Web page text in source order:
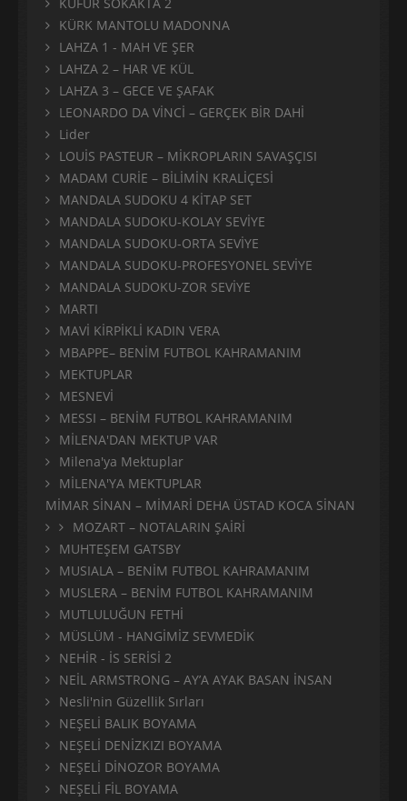
KÜRK MANTOLU MADONNA
LAHZA 1 - MAH VE ŞER
LAHZA 2 – HAR VE KÜL
LAHZA 3 – GECE VE ŞAFAK
LEONARDO DA VİNCİ – GERÇEK BİR DAHİ
Lider
LOUİS PASTEUR – MİKROPLARIN SAVAŞÇISI
MADAM CURİE – BİLİMİN KRALİÇESİ
MANDALA SUDOKU 4 KİTAP SET
MANDALA SUDOKU-KOLAY SEVİYE
MANDALA SUDOKU-ORTA SEVİYE
MANDALA SUDOKU-PROFESYONEL SEVİYE
MANDALA SUDOKU-ZOR SEVİYE
MARTI
MAVİ KİRPİKLİ KADIN VERA
MBAPPE– BENİM FUTBOL KAHRAMANIM
MEKTUPLAR
MESNEVİ
MESSI – BENİM FUTBOL KAHRAMANIM
MİLENA'DAN MEKTUP VAR
Milena'ya Mektuplar
MİLENA'YA MEKTUPLAR
MİMAR SİNAN – MİMARİ DEHA ÜSTAD KOCA SİNAN
MOZART – NOTALARIN ŞAİRİ
MUHTEŞEM GATSBY
MUSIALA – BENİM FUTBOL KAHRAMANIM
MUSLERA – BENİM FUTBOL KAHRAMANIM
MUTLULUĞUN FETHİ
MÜSLÜM - HANGİMİZ SEVMEDİK
NEHİR - İS SERİSİ 2
NEİL ARMSTRONG – AY’A AYAK BASAN İNSAN
Nesli'nin Güzellik Sırları
NEŞELİ BALIK BOYAMA
NEŞELİ DENİZKIZI BOYAMA
NEŞELİ DİNOZOR BOYAMA
NEŞELİ FİL BOYAMA